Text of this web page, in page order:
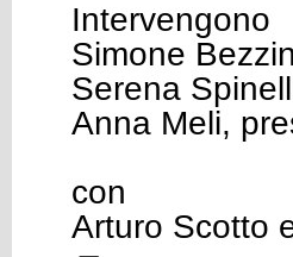
Intervengono
Simone
Serena
Anna Meli,
con
Arturo Scotto